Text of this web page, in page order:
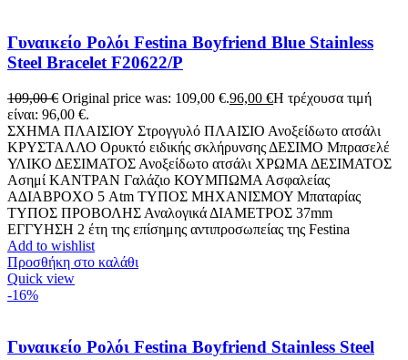
Γυναικείο Ρολόι Festina Boyfriend Blue Stainless
Steel Bracelet F20622/P
109,00€ Original price was: 109,00 €.96,00 €Η τρέχουσα τιμή
είναι: 96,00 €.
ΣΧΗΜΑ ΠΛΑΙΣΙΟΥ Στρογγυλό ΠΛΑΙΣΙΟ Ανοξείδωτο ατσάλι
ΚΡΥΣΤΑΛΛΟ Ορυκτό ειδικής σκλήρυνσης ΔΕΣΙΜΟ Μπρασελέ
ΥΛΙΚΟ ΔΕΣΙΜΑΤΟΣ Ανοξείδωτο ατσάλι ΧΡΩΜΑ ΔΕΣΙΜΑΤΟΣ
Ασημί ΚΑΝΤΡΑΝ Γαλάζιο ΚΟΥΜΠΩΜΑ Ασφαλείας
Α∆ΙΑΒΡΟΧΟ 5 Atm ΤΥΠΟΣ ΜΗΧΑΝΙΣΜΟΥ Μπαταρίας
ΤΥΠΟΣ ΠΡΟΒΟΛΗΣ Αναλογικά ΔΙΑΜΕΤΡΟΣ 37mm
EΓΓΥΗΣΗ 2 έτη της επίσημης αντιπροσωπείας της Festina
Add to wishlist
Προσθήκη στο καλάθι
Quick view
-16%
Γυναικείο Ρολόι Festina Boyfriend Stainless Steel